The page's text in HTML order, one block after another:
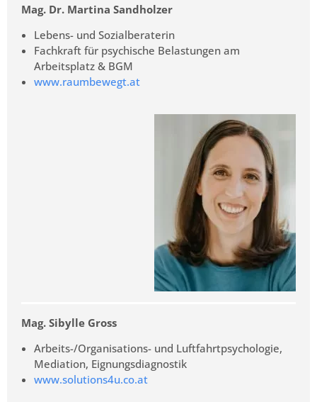
Mag. Dr. Martina Sandholzer
Lebens- und Sozialberaterin
Fachkraft für psychische Belastungen am
Arbeitsplatz & BGM
www.raumbewegt.at
Mag. Sibylle Gross
Arbeits-/Organisations- und Luftfahrtpsychologie,
Mediation, Eignungsdiagnostik
www.solutions4u.co.at